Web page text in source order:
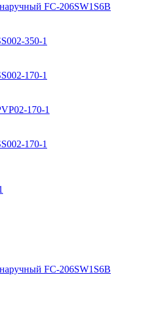
FC-206SW1S6B
350-1
170-1
170-1
170-1
FC-206SW1S6B